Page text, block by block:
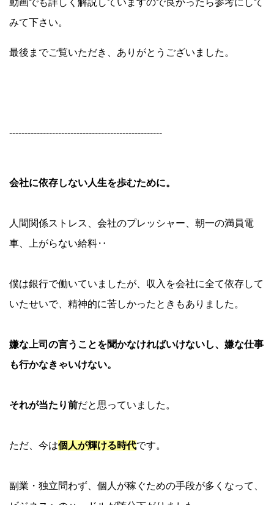
動画でも詳しく解説していますので良かったら参考にして
みて下さい。
最後までご覧いただき、ありがとうございました。
--------------------------------------------------
会社に依存しない人生を歩むために。
人間関係ストレス、会社のプレッシャー、朝一の満員電
車、上がらない給料‥
僕は銀行で働いていましたが、収入を会社に全て依存して
いたせいで、精神的に苦しかったときもありました。
嫌な上司の言うことを聞かなければいけないし、嫌な仕事
も行かなきゃいけない。
それが当たり前だと思っていました。
ただ、今は個人が輝ける時代です。
副業・独立問わず、個人が稼ぐための手段が多くなって、